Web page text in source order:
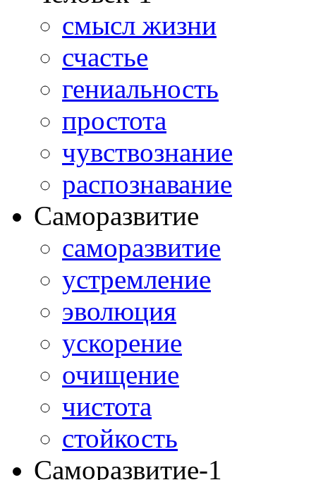
смысл жизни
счастье
гениальность
простота
чувствознание
распознавание
Саморазвитие
саморазвитие
устремление
эволюция
ускорение
очищение
чистота
стойкость
Саморазвитие-1